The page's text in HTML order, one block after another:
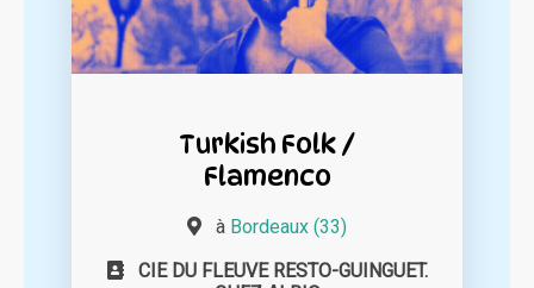
Turkish Folk /
Flamenco
à Bordeaux (33)
CIE DU FLEUVE RESTO-GUINGUET.